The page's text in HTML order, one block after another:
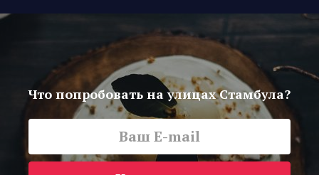
Что попробовать на улицах Стамбула?